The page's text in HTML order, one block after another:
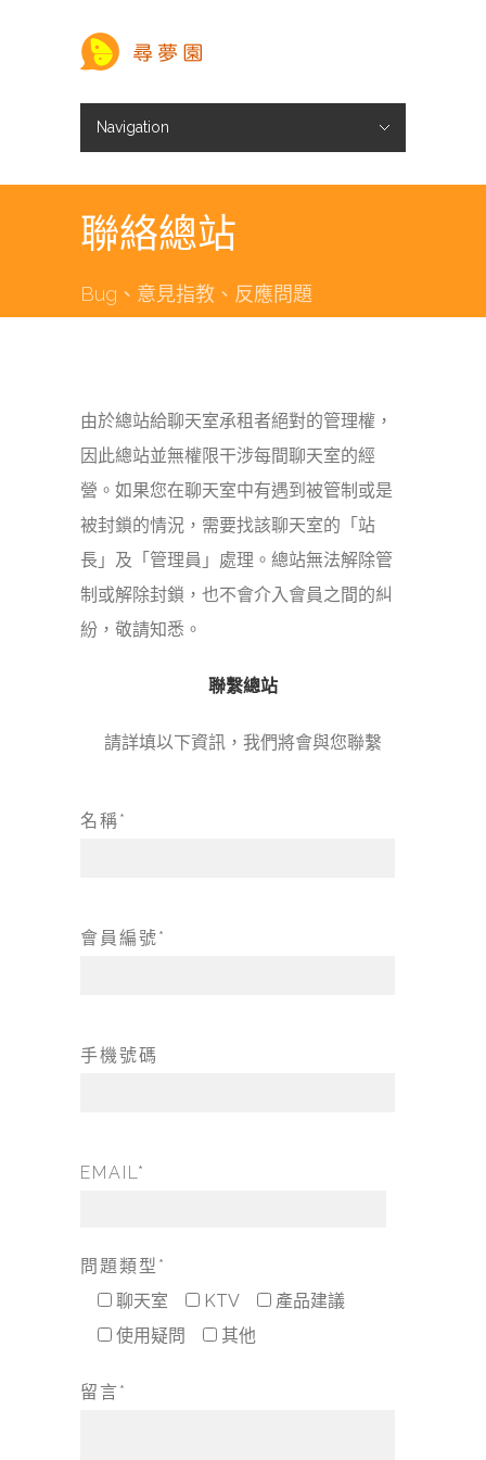
Navigation
聯絡總站
Bug、意見指教、反應問題
由於總站給聊天室承租者絕對的管理權，
因此總站並無權限干涉每間聊天室的經
營。如果您在聊天室中有遇到被管制或是
被封鎖的情況，需要找該聊天室的「站
長」及「管理員」處理。總站無法解除管
制或解除封鎖，也不會介入會員之間的糾
紛，敬請知悉。
聯繫總站
請詳填以下資訊，我們將會與您聯繫
名稱*
會員編號*
手機號碼
EMAIL*
問題類型*
聊天室
KTV
產品建議
使用疑問
其他
留言*